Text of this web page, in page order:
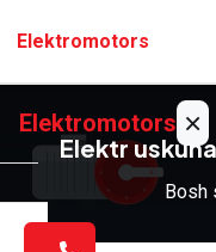
mazmunga
Elektromotors
Elektromotors ×
sahifa
Elektr
Bosh